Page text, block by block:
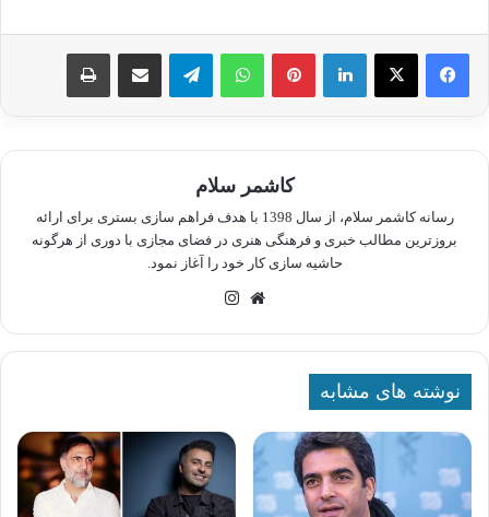
لینکدین پینترستواتس آپ تلگرام اشتراک گذاری از طریق ایمیل چاپ
کاشمر سلام
رسانه کاشمر سلام، از سال 1398 با هدف فراهم سازی بستری برای ارائه
بروزترین مطالب خبری و فرهنگی هنری در فضای مجازی با دوری از هرگونه
حاشیه سازی کار خود را آغاز نمود.
وبسایت
نوشته های مشابه